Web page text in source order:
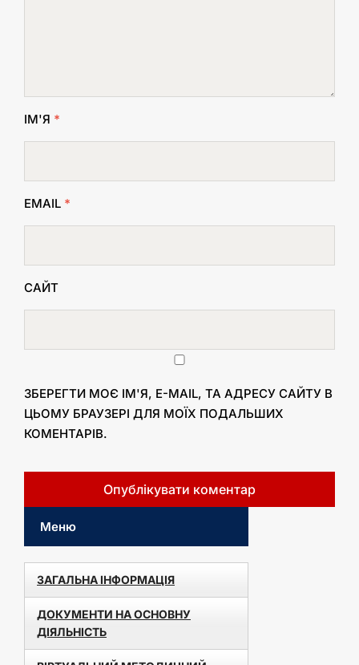
ІМ'Я *
EMAIL *
САЙТ
ЗБЕРЕГТИ МОЄ ІМ'Я, E-MAIL, ТА АДРЕСУ САЙТУ В
ЦЬОМУ БРАУЗЕРІ ДЛЯ МОЇХ ПОДАЛЬШИХ
КОМЕНТАРІВ.
Меню
ЗАГАЛЬНА ІНФОРМАЦІЯ
ДОКУМЕНТИ НА ОСНОВНУ
ДІЯЛЬНІСТЬ